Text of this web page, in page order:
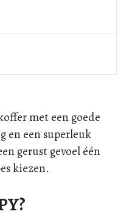
met een goede
en een superleuk
gerust gevoel één
kiezen.